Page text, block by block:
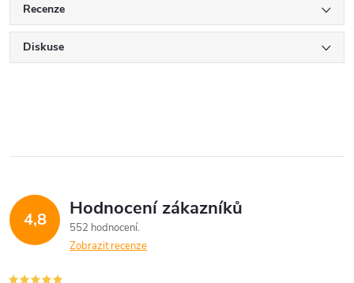
Recenze
Diskuse
4,8 Hodnocení zákazníků
552 hodnocení
Zobrazit recenze